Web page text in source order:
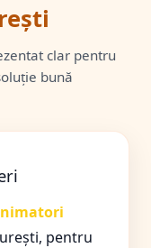
clar pentru
bună
pentru